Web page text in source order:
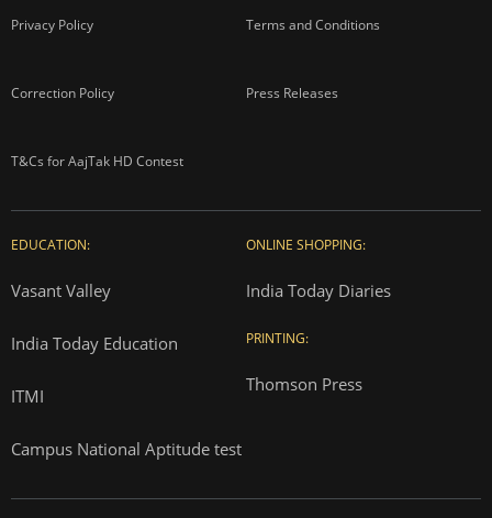
Privacy Policy Terms and Conditions
Correction Policy Press Releases
T&Cs for AajTak HD Contest
EDUCATION:
Vasant Valley
India Today Education
ITMI
Campus National Aptitude test
ONLINE SHOPPING:
India Today Diaries
PRINTING:
Thomson Press